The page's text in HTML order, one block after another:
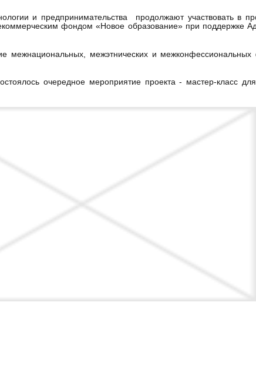
и предпринимательства продолжают участвовать в
фондом «Новое образование» при поддержке
межнациональных, межэтнических и
очередное мероприятие проекта - мастер-класс